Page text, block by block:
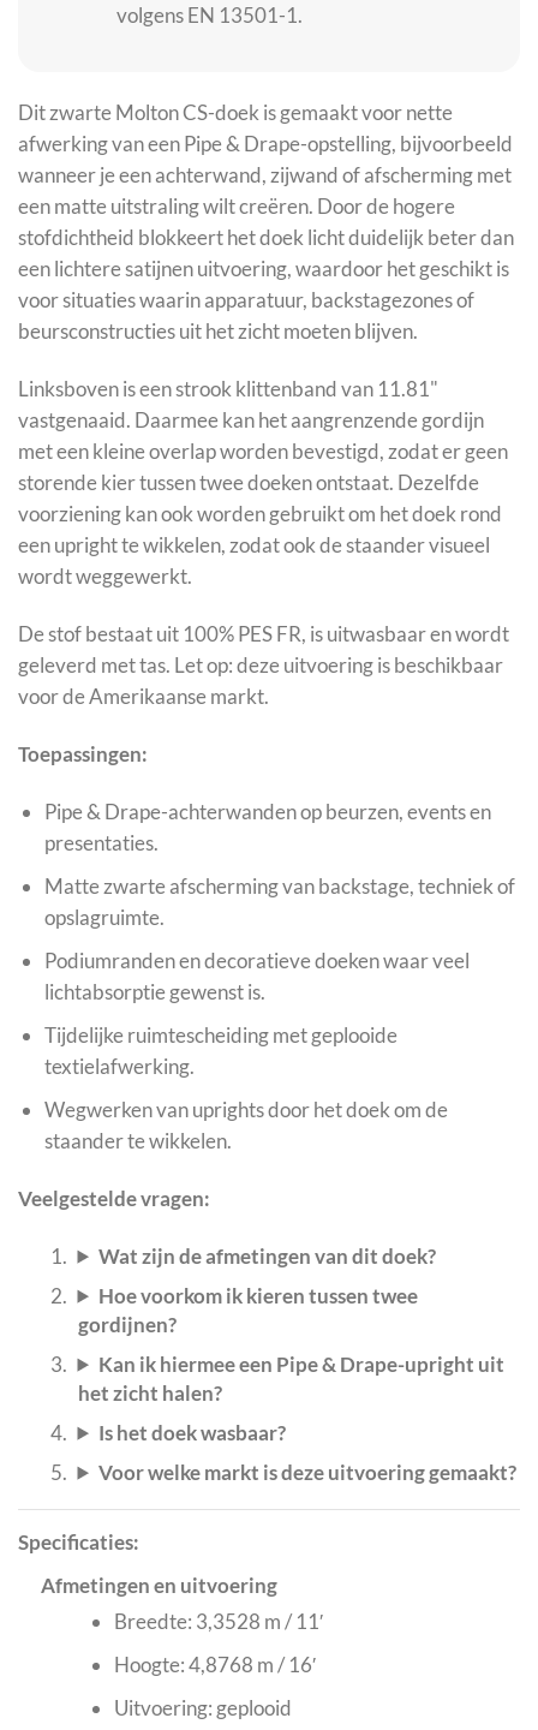
volgens EN 13501-1.
Dit zwarte Molton CS-doek is gemaakt voor nette
afwerking van een Pipe & Drape-opstelling, bijvoorbeeld
wanneer je een achterwand, zijwand of afscherming met
een matte uitstraling wilt creëren. Door de hogere
stofdichtheid blokkeert het doek licht duidelijk beter dan
een lichtere satijnen uitvoering, waardoor het geschikt is
voor situaties waarin apparatuur, backstagezones of
beursconstructies uit het zicht moeten blijven.
Linksboven is een strook klittenband van 11.81"
vastgenaaid. Daarmee kan het aangrenzende gordijn
met een kleine overlap worden bevestigd, zodat er geen
storende kier tussen twee doeken ontstaat. Dezelfde
voorziening kan ook worden gebruikt om het doek rond
een upright te wikkelen, zodat ook de staander visueel
wordt weggewerkt.
De stof bestaat uit 100% PES FR, is uitwasbaar en wordt
geleverd met tas. Let op: deze uitvoering is beschikbaar
voor de Amerikaanse markt.
Toepassingen:
Pipe & Drape-achterwanden op beurzen, events en
presentaties.
Matte zwarte afscherming van backstage, techniek of
opslagruimte.
Podiumranden en decoratieve doeken waar veel
lichtabsorptie gewenst is.
Tijdelijke ruimtescheiding met geplooide
textielafwerking.
Wegwerken van uprights door het doek om de
staander te wikkelen.
Veelgestelde vragen:
Wat zijn de afmetingen van dit doek?
Hoe voorkom ik kieren tussen twee
gordijnen?
Kan ik hiermee een Pipe & Drape-upright uit
het zicht halen?
Is het doek wasbaar?
Voor welke markt is deze uitvoering gemaakt?
Specificaties:
Afmetingen en uitvoering
Breedte: 3,3528 m / 11′
Hoogte: 4,8768 m / 16′
Uitvoering: geplooid